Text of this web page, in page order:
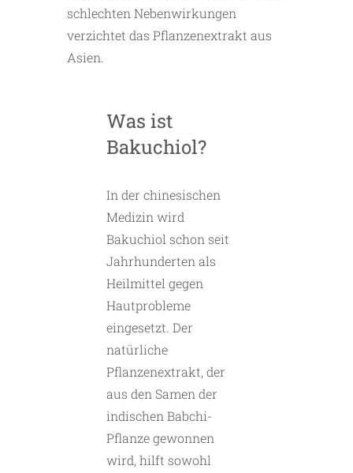
schlechten Nebenwirkungen
verzichtet das Pflanzenextrakt aus
Asien.
Was ist
Bakuchiol?
In der chinesischen
Medizin wird
Bakuchiol schon seit
Jahrhunderten als
Heilmittel gegen
Hautprobleme
eingesetzt. Der
natürliche
Pflanzenextrakt, der
aus den Samen der
indischen Babchi-
Pflanze gewonnen
wird, hilft sowohl